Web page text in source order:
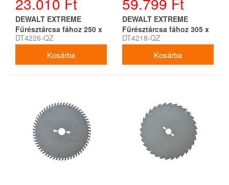
DEWALT EXTREME
Fűrésztárcsa fához 250 x
30 x 3,0 mm / 30T
DT4226-QZ
DEWALT EXTREME
Fűrésztárcsa fához 305 x
30 x 3,2 mm / 72T
DT4218-QZ